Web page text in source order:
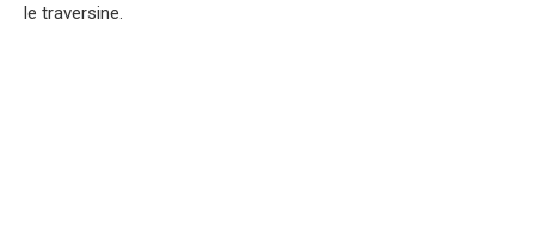
le traversine.